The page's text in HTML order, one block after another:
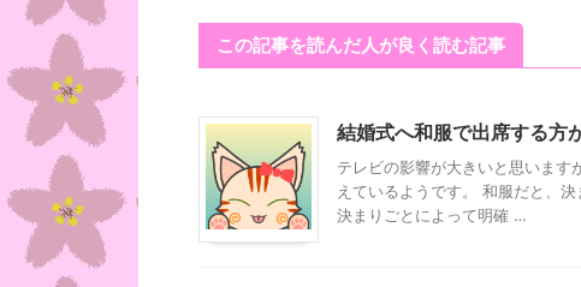
この記事を読んだ人が良く読む記事
結婚式へ和服で出席する方
テレビの影響が大きいと思います
えているようです。 和服だと、
決まりごとによって明確 …